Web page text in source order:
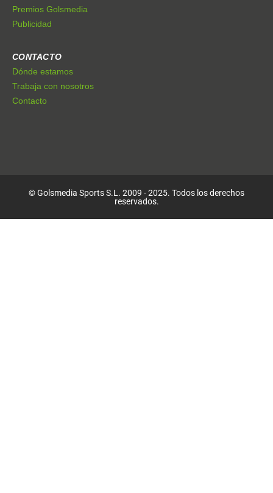
Premios Golsmedia
Publicidad
CONTACTO
Dónde estamos
Trabaja con nosotros
Contacto
© Golsmedia Sports S.L. 2009 - 2025. Todos los derechos
reservados.